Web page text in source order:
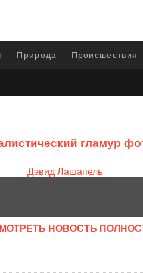
Природа Происшествия
гламур
НОВОСТЬ